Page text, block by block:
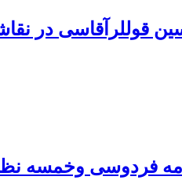
قوللرآقاسی در
فردوسی وخمسه